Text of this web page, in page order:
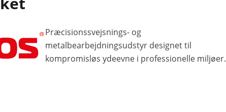
Præcisionssvejsnings- og
metalbearbejdningsudstyr designet til
kompromisløs ydeevne i professionelle miljøer.